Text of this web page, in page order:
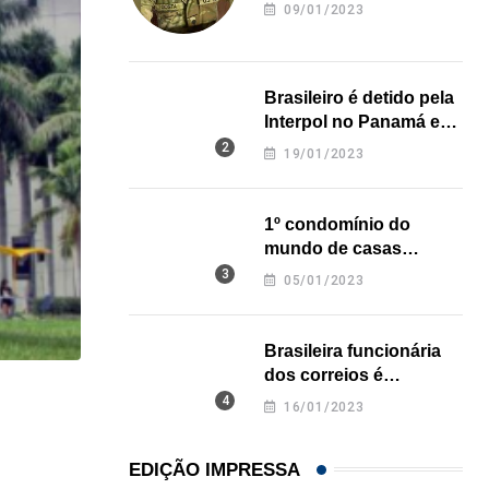
21/01/2026
09/01/2023
Brasileiro é detido pela
Interpol no Panamá e
pode pegar prisão
19/01/2023
1º condomínio do
mundo de casas
impressas em 3D é
05/01/2023
Brasileira funcionária
dos correios é
assassinada a facadas
16/01/2023
EDIÇÃO IMPRESSA